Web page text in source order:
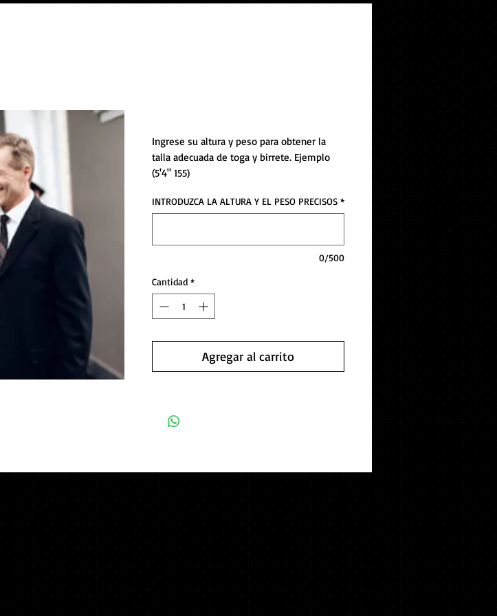
Ingrese su altura y peso para obtener la
talla adecuada de toga y birrete. Ejemplo
(5'4" 155)
INTRODUZCA LA ALTURA Y EL PESO PRECISOS *
0/500
Cantidad *
Agregar al carrito